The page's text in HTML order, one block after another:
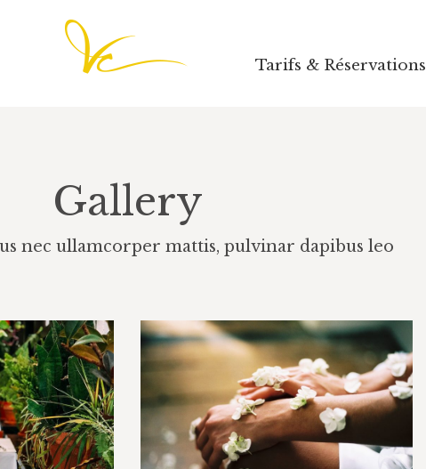
Tarifs & Réservations
Gallery
nec ullamcorper mattis, pulvinar dapibus leo
Tarifs & Réservations